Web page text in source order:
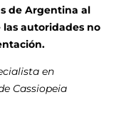
de Argentina al
las autoridades no
en
Cassiopeia